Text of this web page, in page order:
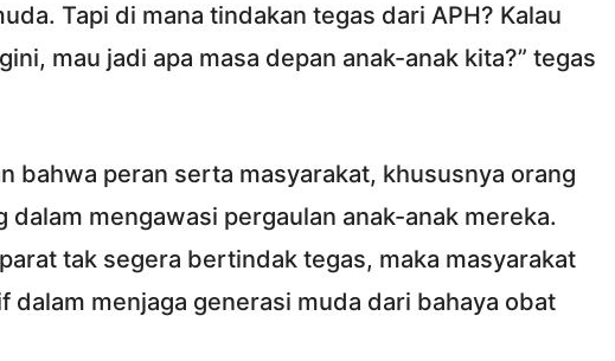
Tapi di mana tindakan tegas dari APH? Kalau
mau jadi apa masa depan anak-anak kita?” tegas
bahwa peran serta masyarakat, khususnya orang
dalam mengawasi pergaulan anak-anak mereka.
tak segera bertindak tegas, maka masyarakat
dalam menjaga generasi muda dari bahaya obat